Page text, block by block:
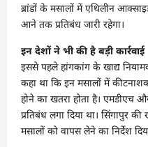
ब्रांडों के मसालों में एथिलीन
आने तक प्रतिबंध जारी रहेगा।
इन देशों ने भी की है बड़ी कार्रवाई
इससे पहले हांगकांग के खाद्य
कहा था कि इन मसालों में
होने का खतरा होता है। एमडीएच
प्रतिबंध लगा दिया था। सिंगापुर
मसालों को वापस लेने का निर्देश